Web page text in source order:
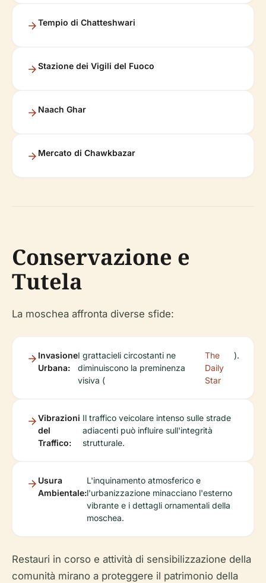
Tempio di Chatteshwari
Stazione dei Vigili del Fuoco
Naach Ghar
Mercato di Chawkbazar
Conservazione e
Tutela
La moschea affronta diverse sfide:
Invasione
Urbana:
I grattacieli circostanti ne
diminuiscono la preminenza
visiva (
The
Daily
Star
).
Vibrazioni
del
Traffico:
Il traffico veicolare intenso sulle strade
adiacenti può influire sull'integrità
strutturale.
Usura
Ambientale:
L'inquinamento atmosferico e
l'urbanizzazione minacciano l'esterno
vibrante e i dettagli ornamentali della
moschea.
Restauri in corso e attività di sensibilizzazione della
comunità mirano a proteggere il patrimonio della